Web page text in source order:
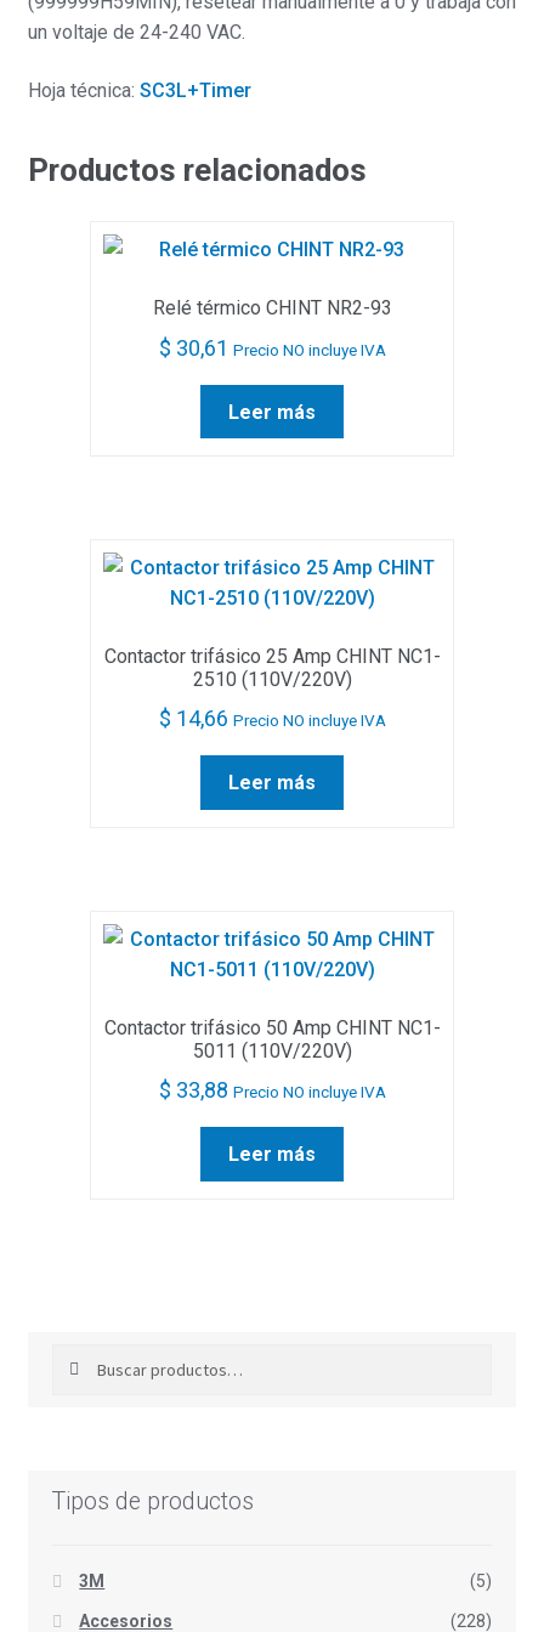
un voltaje de 24-240 VAC.
Hoja técnica: SC3L+Timer
Productos relacionados
Relé térmico CHINT NR2-93
$ 30,61 Precio NO incluye IVA
Leer más
Contactor trifásico 25 Amp CHINT NC1-
2510 (110V/220V)
$ 14,66 Precio NO incluye IVA
Leer más
Contactor trifásico 50 Amp CHINT NC1-
5011 (110V/220V)
$ 33,88 Precio NO incluye IVA
Leer más
Tipos de productos
3M (5)
Accesorios (228)